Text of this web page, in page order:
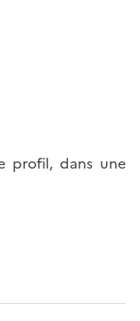
profil, dans une